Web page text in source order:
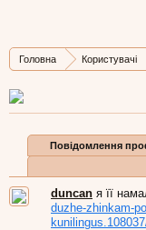
Головна Користувачі
Дописів
19.272
Повідомлення
duncan я її
duzhe-zhinkam-